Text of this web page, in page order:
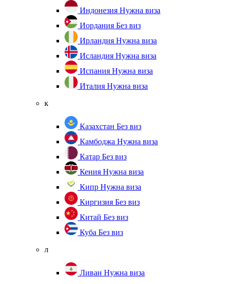
Индонезия Нужна виза
Иордания Без виз
Ирландия Нужна виза
Исландия Нужна виза
Испания Нужна виза
Италия Нужна виза
к
Казахстан Без виз
Камбоджа Нужна виза
Катар Без виз
Кения Нужна виза
Кипр Нужна виза
Киргизия Без виз
Китай Без виз
Куба Без виз
л
Ливан Нужна виза